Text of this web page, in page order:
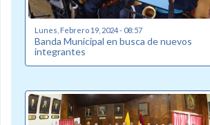
Lunes, Febrero 19, 2024 - 08:57
Banda Municipal en busca de nuevos
integrantes